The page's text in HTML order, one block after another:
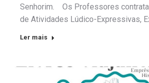
Senhorim. Os Professores
de Atividades Lúdico-Expressivas,
Ler mais